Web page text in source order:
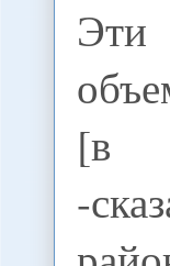
Эти
[в
-